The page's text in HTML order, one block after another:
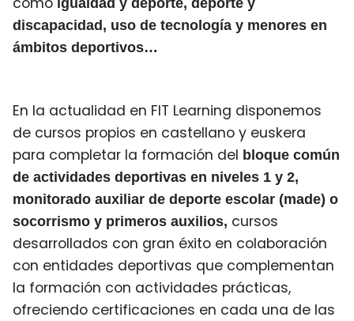
igualdad y deporte, deporte y
discapacidad, uso de tecnología y menores en
ámbitos deportivos…
En la actualidad en FIT Learning disponemos
de cursos propios en castellano y euskera
para completar la formación del bloque común
de actividades deportivas en niveles 1 y 2,
monitorado auxiliar de deporte escolar (made) o
socorrismo y primeros auxilios, cursos
desarrollados con gran éxito en colaboración
con entidades deportivas que complementan
la formación con actividades prácticas,
ofreciendo certificaciones en cada una de las